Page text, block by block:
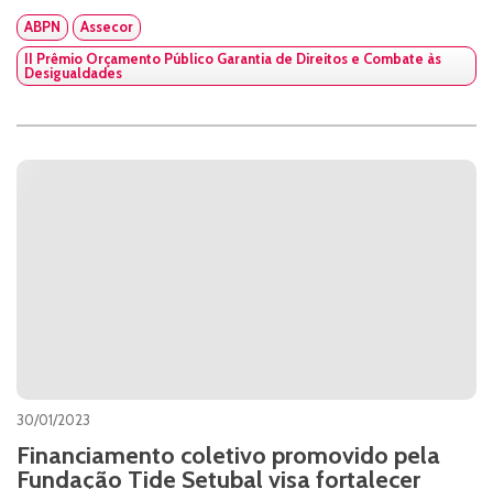
ABPN
Assecor
II Prêmio Orçamento Público Garantia de Direitos e Combate às
Desigualdades
30/01/2023
Financiamento coletivo promovido pela
Fundação Tide Setubal visa fortalecer